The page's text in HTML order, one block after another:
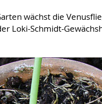
wächst die
Loki-Schmidt-